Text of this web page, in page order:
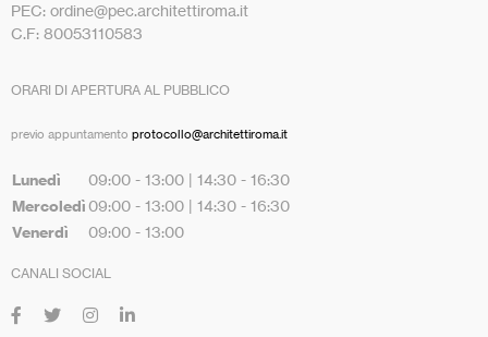
PEC: ordine@pec.architettiroma.it
C.F: 80053110583
ORARI DI APERTURA AL PUBBLICO
previo appuntamento protocollo@architettiroma.it
Lunedì 09:00 - 13:00 | 14:30 - 16:30
Mercoledì 09:00 - 13:00 | 14:30 - 16:30
Venerdì 09:00 - 13:00
CANALI SOCIAL